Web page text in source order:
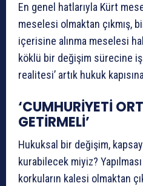
En genel hatlarıyla Kürt
meselesi olmaktan çıkmış,
içerisine alınma meselesi
köklü bir değişim sürecine
realitesi’ artık hukuk
‘CUMHURİYETİ
GETİRMELİ’
Hukuksal bir değişim,
kurabilecek miyiz?
korkuların kalesi olmaktan